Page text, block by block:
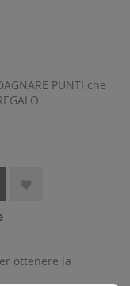
PUNTI che

ottenere la